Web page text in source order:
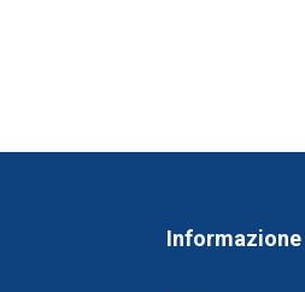
Informazione